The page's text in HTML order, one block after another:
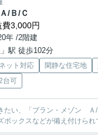
/Ｂ/Ｃ
費3,000円
年 /2階建
駅 徒歩102分
ット対応 閑静な住宅地
台可
たい、「ブラン・メゾン Ａ/
ボックスなどが備え付けられ